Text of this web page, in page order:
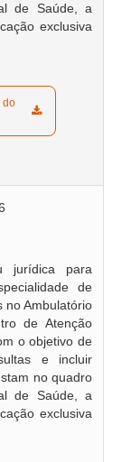
de Saúde, a
exclusiva
jurídica para
de
no Ambulatório
de Atenção
o objetivo de
e incluir
no quadro
de Saúde, a
exclusiva